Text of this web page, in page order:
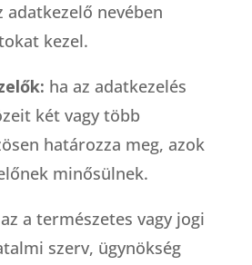
adatkezelő nevében
kezel.
ha az adatkezelés
két vagy több
határozza meg, azok
minősülnek.
az a természetes vagy jogi
szerv, ügynökség